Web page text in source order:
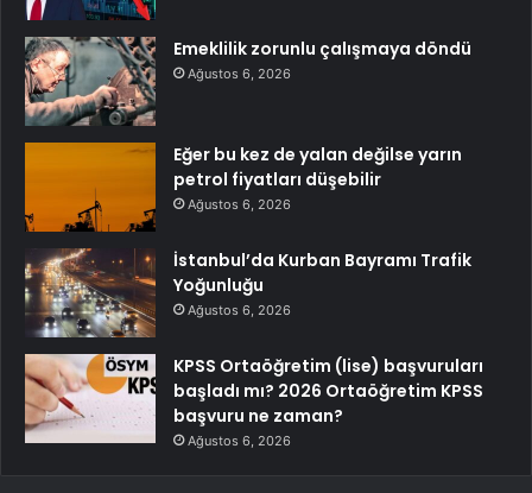
Emeklilik zorunlu çalışmaya döndü
Ağustos 6, 2026
Eğer bu kez de yalan değilse yarın
petrol fiyatları düşebilir
Ağustos 6, 2026
İstanbul’da Kurban Bayramı Trafik
Yoğunluğu
Ağustos 6, 2026
KPSS Ortaöğretim (lise) başvuruları
başladı mı? 2026 Ortaöğretim KPSS
başvuru ne zaman?
Ağustos 6, 2026